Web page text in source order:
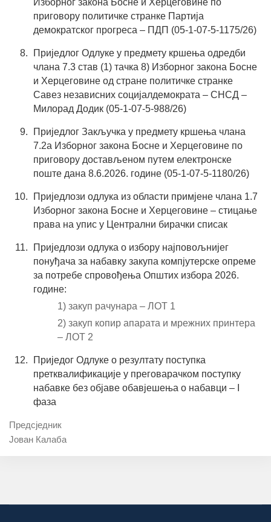
Изборног закона Босне и Херцеговине по
приговору политичке странке Партија
демократског прогреса – ПДП (05-1-07-5-1175/26)
Приједлог Одлуке у предмету кршења одредби
члана 7.3 став (1) тачка 8) Изборног закона Босне
и Херцеговине од стране политичке странке
Савез независних социјалдемократа – СНСД –
Милорад Додик (05-1-07-5-988/26)
Приједлог Закључка у предмету кршења члана
7.2а Изборног закона Босне и Херцеговине по
приговору достављеном путем електронске
поште дана 8.6.2026. године (05-1-07-5-1180/26)
Приједлози одлука из области примјене члана 1.7
Изборног закона Босне и Херцеговине – стицање
права на упис у Централни бирачки списак
Приједлози одлука о избору најповољнијег
понуђача за набавку закупа компјутерске опреме
за потребе спровођења Општих избора 2026.
године:
1) закуп рачунара – ЛОТ 1
2) закуп копир апарата и мрежних принтера
– ЛОТ 2
Приједог Одлуке о резултату поступка
претквалификације у преговарачком поступку
набавке без објаве обавјешења о набавци – I
фаза
Предсједник
Јован Калаба